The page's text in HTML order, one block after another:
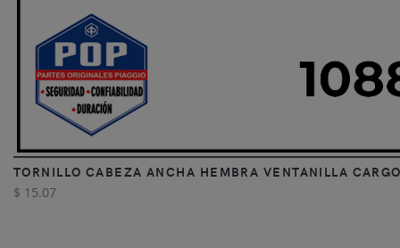
TORNILLO CABEZA ANCHA HEMBRA VENTANILLA
$ 15.07